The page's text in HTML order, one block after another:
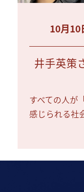
10月10
井手英策
すべての人が
感じられる社